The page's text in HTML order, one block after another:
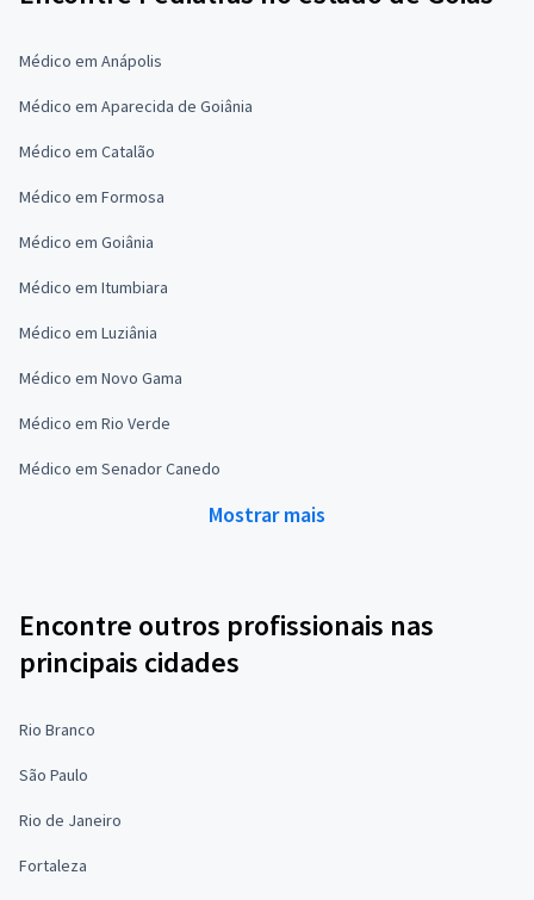
Médico em Anápolis
Médico em Aparecida de Goiânia
Médico em Catalão
Médico em Formosa
Médico em Goiânia
Médico em Itumbiara
Médico em Luziânia
Médico em Novo Gama
Médico em Rio Verde
Médico em Senador Canedo
Mostrar mais
Encontre outros profissionais nas
principais cidades
Rio Branco
São Paulo
Rio de Janeiro
Fortaleza